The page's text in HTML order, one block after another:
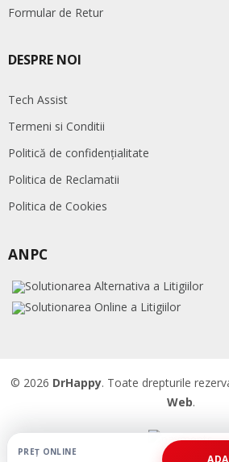
Formular de Retur
DESPRE NOI
Tech Assist
Termeni si Conditii
Politică de confidențialitate
Politica de Reclamatii
Politica de Cookies
ANPC
© 2026 DrHappy. Toate drepturile
Web.
PREȚ ONLINE